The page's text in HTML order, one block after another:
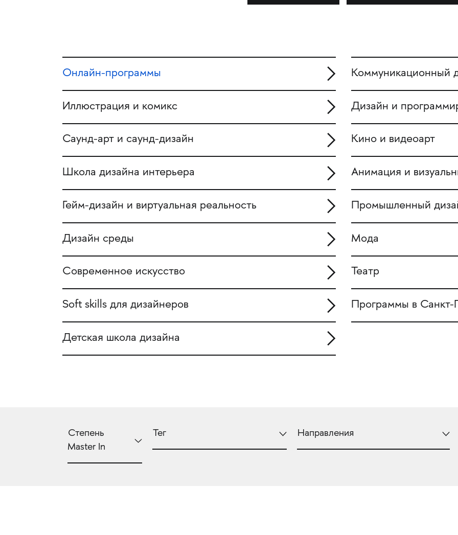
Онлайн-программы Коммуникационный
Иллюстрация и комикс Дизайн и
Саунд-арт и саунд-дизайн Кино и видеоарт
Школа дизайна интерьера Анимация и
Гейм-дизайн и виртуальная реальность Промышленный
Дизайн среды Мода
Современное искусство Театр
Soft skills для дизайнеров Программы в Санкт-
Детская школа дизайна